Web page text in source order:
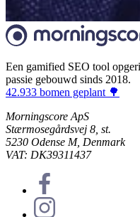
Een gamified SEO tool
passie gebouwd sinds 2018.
42.933 bomen geplant 🌳
Morningscore ApS
Stærmosegårdsvej 8, st.
5230 Odense M, Denmark
VAT: DK39311437